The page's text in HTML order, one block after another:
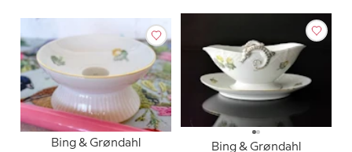
Bing & Grøndahl
Bing & Grøndahl